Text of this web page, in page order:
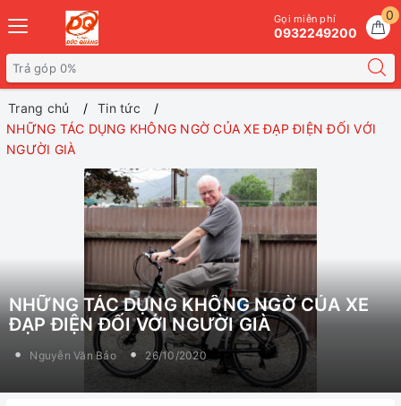
0
Gọi miễn phí
0932249200
Trang chủ
Tin tức
NHỮNG TÁC DỤNG KHÔNG NGỜ CỦA XE ĐẠP ĐIỆN ĐỐI VỚI
NGƯỜI GIÀ
NHỮNG TÁC DỤNG KHÔNG NGỜ CỦA XE
ĐẠP ĐIỆN ĐỐI VỚI NGƯỜI GIÀ
Nguyễn Văn Bảo 26/10/2020